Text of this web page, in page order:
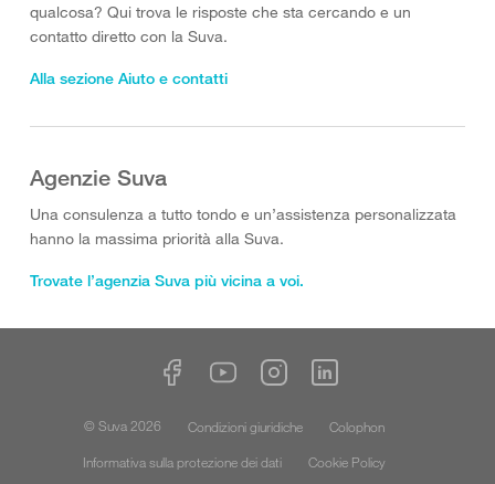
qualcosa? Qui trova le risposte che sta cercando e un
contatto diretto con la Suva.
Alla sezione Aiuto e contatti
Agenzie Suva
Una consulenza a tutto tondo e un’assistenza personalizzata
hanno la massima priorità alla Suva.
Trovate l’agenzia Suva più vicina a voi.
© Suva 2026 Condizioni giuridiche
Colophon
Informativa sulla protezione dei dati
Cookie Policy